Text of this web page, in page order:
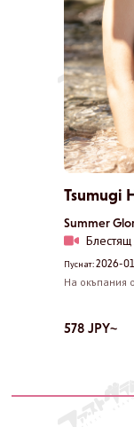
Tsumugi
Summer
Блестящ
Пуснат:2026-
На окъпания
напомня на
естествено
578 JPY~